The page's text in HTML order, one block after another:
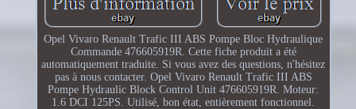
Opel Vivaro Renault Trafic III ABS Pompe Bloc Hydraulique
Commande 476605919R. Cette fiche produit a été
automatiquement traduite. Si vous avez des questions, n'hésitez
pas à nous contacter. Opel Vivaro Renault Trafic III ABS
Pompe Hydraulic Block Control Unit 476605919R. Moteur:
1.6 DCI 125PS. Utilisé, bon état, entièrement fonctionnel.